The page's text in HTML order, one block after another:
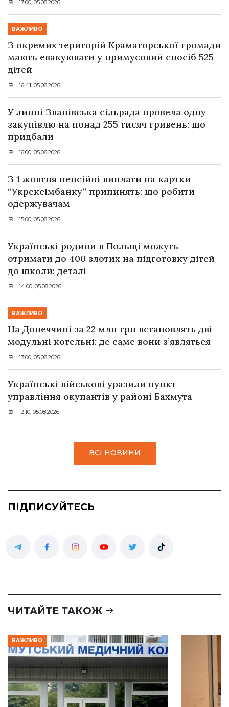
17:00, 05.08.2026
ВАЖЛИВО
З окремих територій Краматорської громади
мають евакуювати у примусовий спосіб 525
дітей
16:41, 05.08.2026
У липні Званівська сільрада провела одну
закупівлю на понад 255 тисяч гривень: що
придбали
16:00, 05.08.2026
З 1 жовтня пенсійні виплати на картки
“Укрексімбанку” припинять: що робити
одержувачам
15:00, 05.08.2026
Українські родини в Польщі можуть
отримати до 400 злотих на підготовку дітей
до школи: деталі
14:00, 05.08.2026
ВАЖЛИВО
На Донеччині за 22 млн грн встановлять дві
модульні котельні: де саме вони з’являться
13:00, 05.08.2026
Українські військові уразили пункт
управління окупантів у районі Бахмута
12:10, 05.08.2026
ВСІ НОВИНИ
ПІДПИСУЙТЕСЬ
ЧИТАЙТЕ ТАКОЖ
ВАЖЛИВО